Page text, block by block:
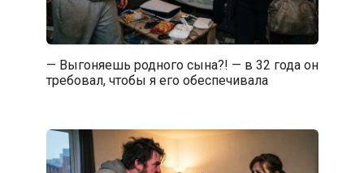
— Выгоняешь родного сына?! — в 32 года он
требовал, чтобы я его обеспечивала